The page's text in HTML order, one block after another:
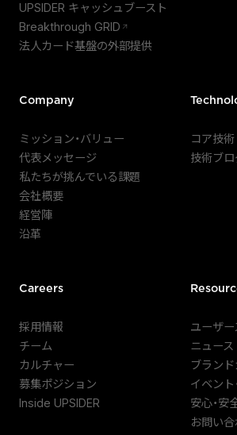
UPSIDER キャッシュブースト
Breakthrough GRID
法人カード基盤の外部提供
Company
ミッション・バリュー
代表メッセージ
私たちが挑んでいる課題
会社概要
経営陣
沿革
コア技術
技術ブロ
Careers
採用情報
チーム
カルチャー
募集ポジション
Inside UPSIDER
ユーザ
ニュース
ブラン
イベント
安心・安
お問い